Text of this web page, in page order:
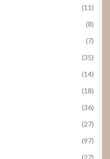
(11)
(8)
(7)
(35)
(14)
(18)
(36)
(27)
(97)